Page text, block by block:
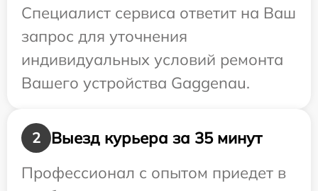
Специалист сервиса ответит на Ваш
запрос для уточнения
индивидуальных условий ремонта
Вашего устройства Gaggenau.
2
Выезд курьера за 35 минут
Профессионал с опытом приедет в